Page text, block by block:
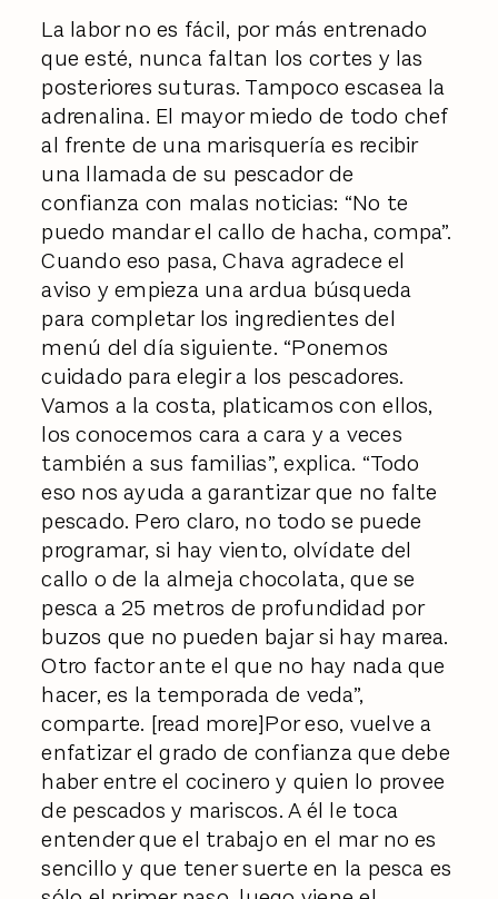
La labor no es fácil, por más entrenado
que esté, nunca faltan los cortes y las
posteriores suturas. Tampoco escasea la
adrenalina. El mayor miedo de todo chef
al frente de una marisquería es recibir
una llamada de su pescador de
confianza con malas noticias: “No te
puedo mandar el callo de hacha, compa”.
Cuando eso pasa, Chava agradece el
aviso y empieza una ardua búsqueda
para completar los ingredientes del
menú del día siguiente. “Ponemos
cuidado para elegir a los pescadores.
Vamos a la costa, platicamos con ellos,
los conocemos cara a cara y a veces
también a sus familias”, explica. “Todo
eso nos ayuda a garantizar que no falte
pescado. Pero claro, no todo se puede
programar, si hay viento, olvídate del
callo o de la almeja chocolata, que se
pesca a 25 metros de profundidad por
buzos que no pueden bajar si hay marea.
Otro factor ante el que no hay nada que
hacer, es la temporada de veda”,
comparte. [read more]Por eso, vuelve a
enfatizar el grado de confianza que debe
haber entre el cocinero y quien lo provee
de pescados y mariscos. A él le toca
entender que el trabajo en el mar no es
sencillo y que tener suerte en la pesca es